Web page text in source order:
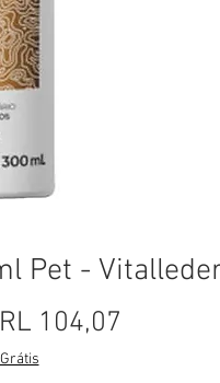
Pet -
104,07